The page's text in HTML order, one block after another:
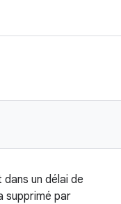
un délai de
supprimé par